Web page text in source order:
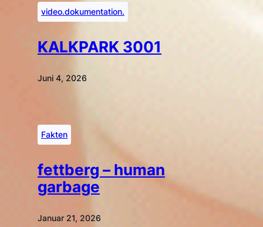
video.dokumentation.
KALKPARK 3001
Juni 4, 2026
Fakten
fettberg – human
garbage
Januar 21, 2026